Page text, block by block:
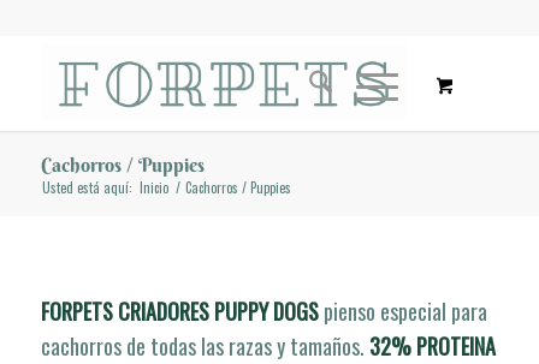
Cachorros / Puppies
Usted está aquí: Inicio / Cachorros / Puppies
FORPETS CRIADORES PUPPY DOGSpienso especial para
cachorros de todas las razas y tamaños. 32% PROTEINA